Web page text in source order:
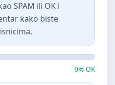
SPAM ili OK i
kako biste
0% OK